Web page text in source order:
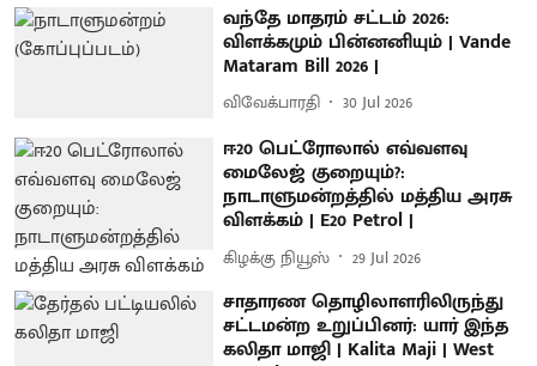
வந்தே மாதரம் சட்டம் 2026:
விளக்கமும் பின்னனியும் | Vande
Mataram Bill 2026 |
விவேக்பாரதி 30 Jul 2026
ஈ20 பெட்ரோலால் எவ்வளவு
மைலேஜ் குறையும்?:
நாடாளுமன்றத்தில் மத்திய அரசு
விளக்கம் | E20 Petrol |
கிழக்கு நியூஸ் 29 Jul 2026
சாதாரண தொழிலாளரிலிருந்து
சட்டமன்ற உறுப்பினர்: யார் இந்த
கலிதா மாஜி | Kalita Maji | West